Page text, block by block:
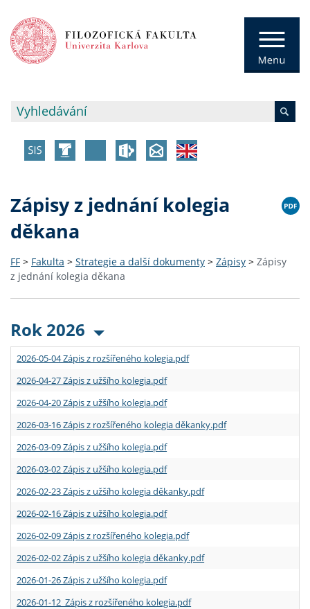
Zápisy z jednání kolegia
děkana
FF > Fakulta > Strategie a další dokumenty > Zápisy > Zápisy
z jednání kolegia děkana
Rok 2026
2026-05-04 Zápis z rozšířeného kolegia.pdf
2026-04-27 Zápis z užšího kolegia.pdf
2026-04-20 Zápis z užšího kolegia.pdf
2026-03-16 Zápis z rozšířeného kolegia děkanky.pdf
2026-03-09 Zápis z užšího kolegia.pdf
2026-03-02 Zápis z užšího kolegia.pdf
2026-02-23 Zápis z užšího kolegia děkanky.pdf
2026-02-16 Zápis z užšího kolegia.pdf
2026-02-09 Zápis z rozšířeného kolegia.pdf
2026-02-02 Zápis z užšího kolegia děkanky.pdf
2026-01-26 Zápis z užšího kolegia.pdf
2026-01-12 Zápis z rozšířeného kolegia.pdf